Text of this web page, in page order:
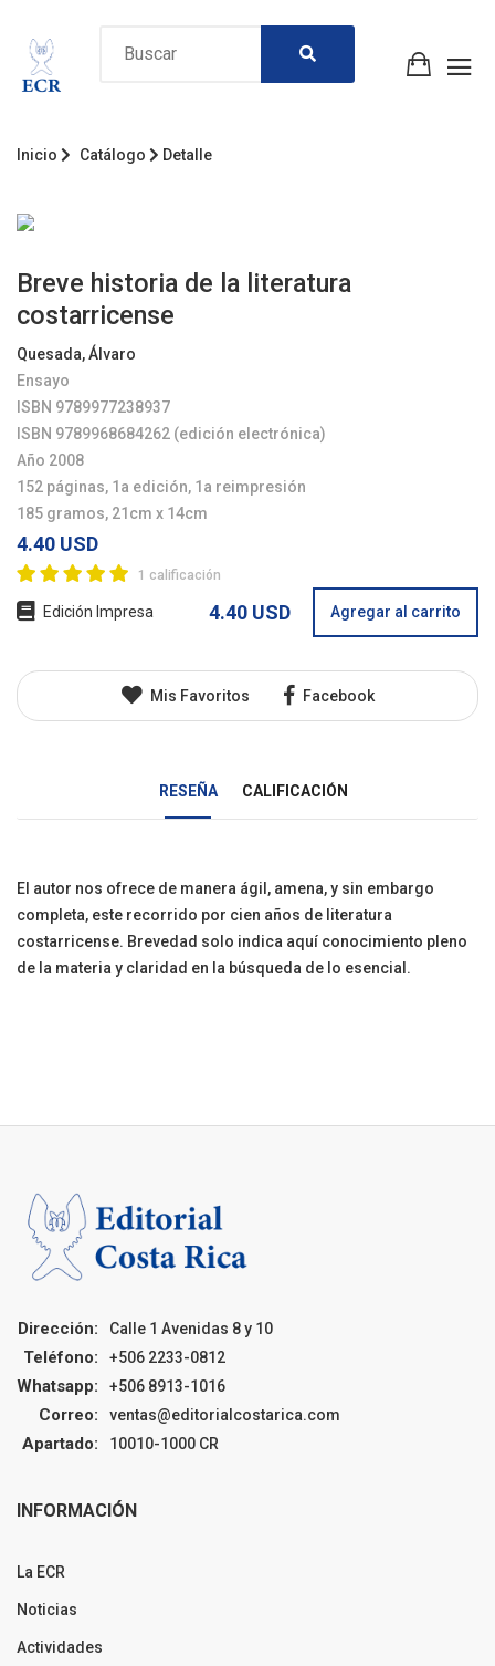
Inicio Catálogo Detalle
Breve historia de la literatura
costarricense
Quesada, Álvaro
Ensayo
ISBN 9789977238937
ISBN 9789968684262 (edición electrónica)
Año 2008
152 páginas, 1a edición, 1a reimpresión
185 gramos, 21cm x 14cm
4.40 USD
1 calificación
Edición Impresa 4.40 USD Agregar al carrito
Mis Favoritos Facebook
RESEÑA CALIFICACIÓN
El autor nos ofrece de manera ágil, amena, y sin embargo
completa, este recorrido por cien años de literatura
costarricense. Brevedad solo indica aquí conocimiento pleno
de la materia y claridad en la búsqueda de lo esencial.
Dirección: Calle 1 Avenidas 8 y 10
Teléfono: +506 2233-0812
Whatsapp: +506 8913-1016
Correo: ventas@editorialcostarica.com
Apartado: 10010-1000 CR
INFORMACIÓN
La ECR
Noticias
Actividades